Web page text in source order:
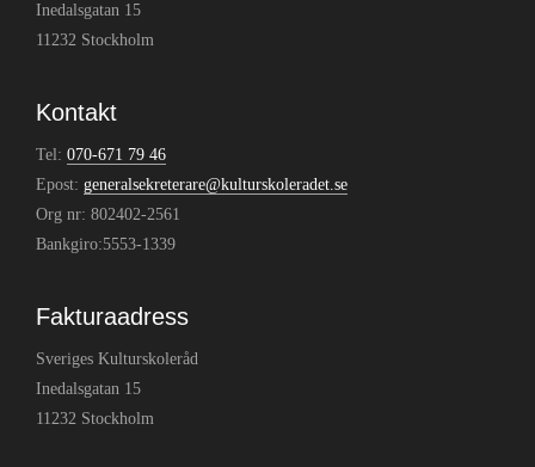
Inedalsgatan 15
11232 Stockholm
Kontakt
Tel: 070-671 79 46
Epost: generalsekreterare@kulturskoleradet.se
Org nr: 802402-2561
Bankgiro:5553-1339
Fakturaadress
Sveriges Kulturskoleråd
Inedalsgatan 15
11232 Stockholm